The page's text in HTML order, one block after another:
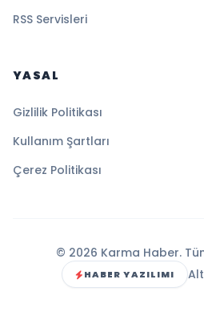
RSS Servisleri
YASAL
Gizlilik Politikası
Kullanım Şartları
Çerez Politikası
© 2026 Karma Haber.
HABER YAZILIMI